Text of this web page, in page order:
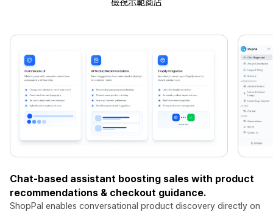
Chat-based assistant boosting sales with product
recommendations & checkout guidance.
ShopPal enables conversational product discovery directly on